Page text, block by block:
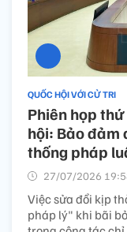
QUỐC HỘI VỚI CỬ TRI
Phiên họp
hội: Bảo đảm
thống pháp
27/07/2026
Việc sửa đổi kịp
pháp lý" khi bãi